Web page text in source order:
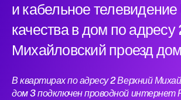
и кабельное
качества в дом по
Михайловский проезд
В квартирах по адресу 2 Верхний
дом 3 подключен проводной интернет